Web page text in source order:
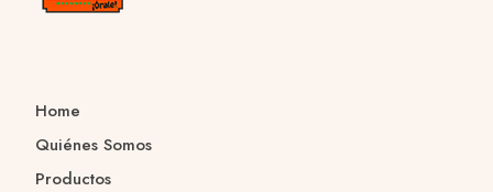
Home
Quiénes Somos
Productos